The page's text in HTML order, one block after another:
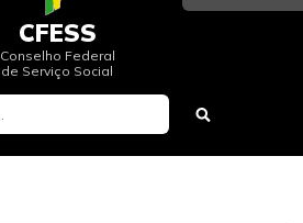
CFESS
Conselho Federal
de Serviço Social